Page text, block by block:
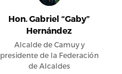
Hon. Gabriel “Gaby”
Hernández
Alcalde de Camuy y
presidente de la Federación
de Alcaldes